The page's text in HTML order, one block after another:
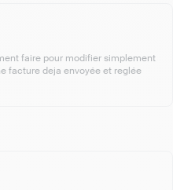
faire pour modifier simplement
facture deja envoyée et reglée